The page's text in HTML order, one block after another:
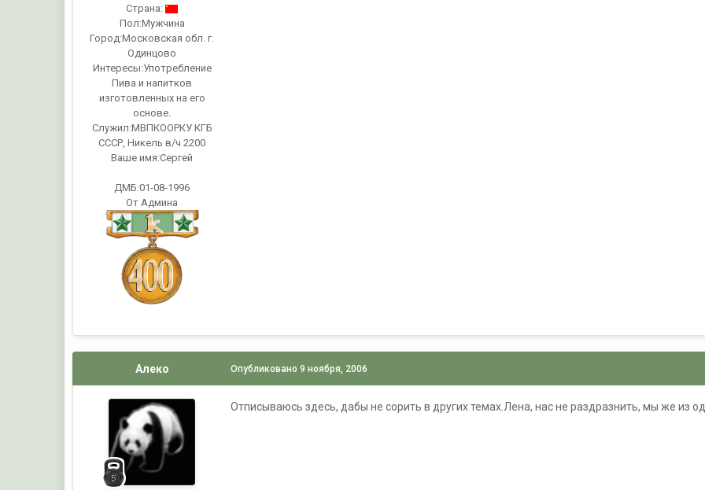
Страна:
Пол:Мужчина
Город:Московская обл. г.
Одинцово
Интересы:Употребление
Пива и напитков
изготовленных на его
основе.
Служил:МВПКООРКУ КГБ
СССР, Никель в/ч 2200
Ваше имя:Сергей
ДМБ:01-08-1996
От Админа
Алеко Опубликовано9 ноября, 2006
Отписываюсь здесь, дабы не сорить в других темах.Лена, нас не раздразнить, мы же из